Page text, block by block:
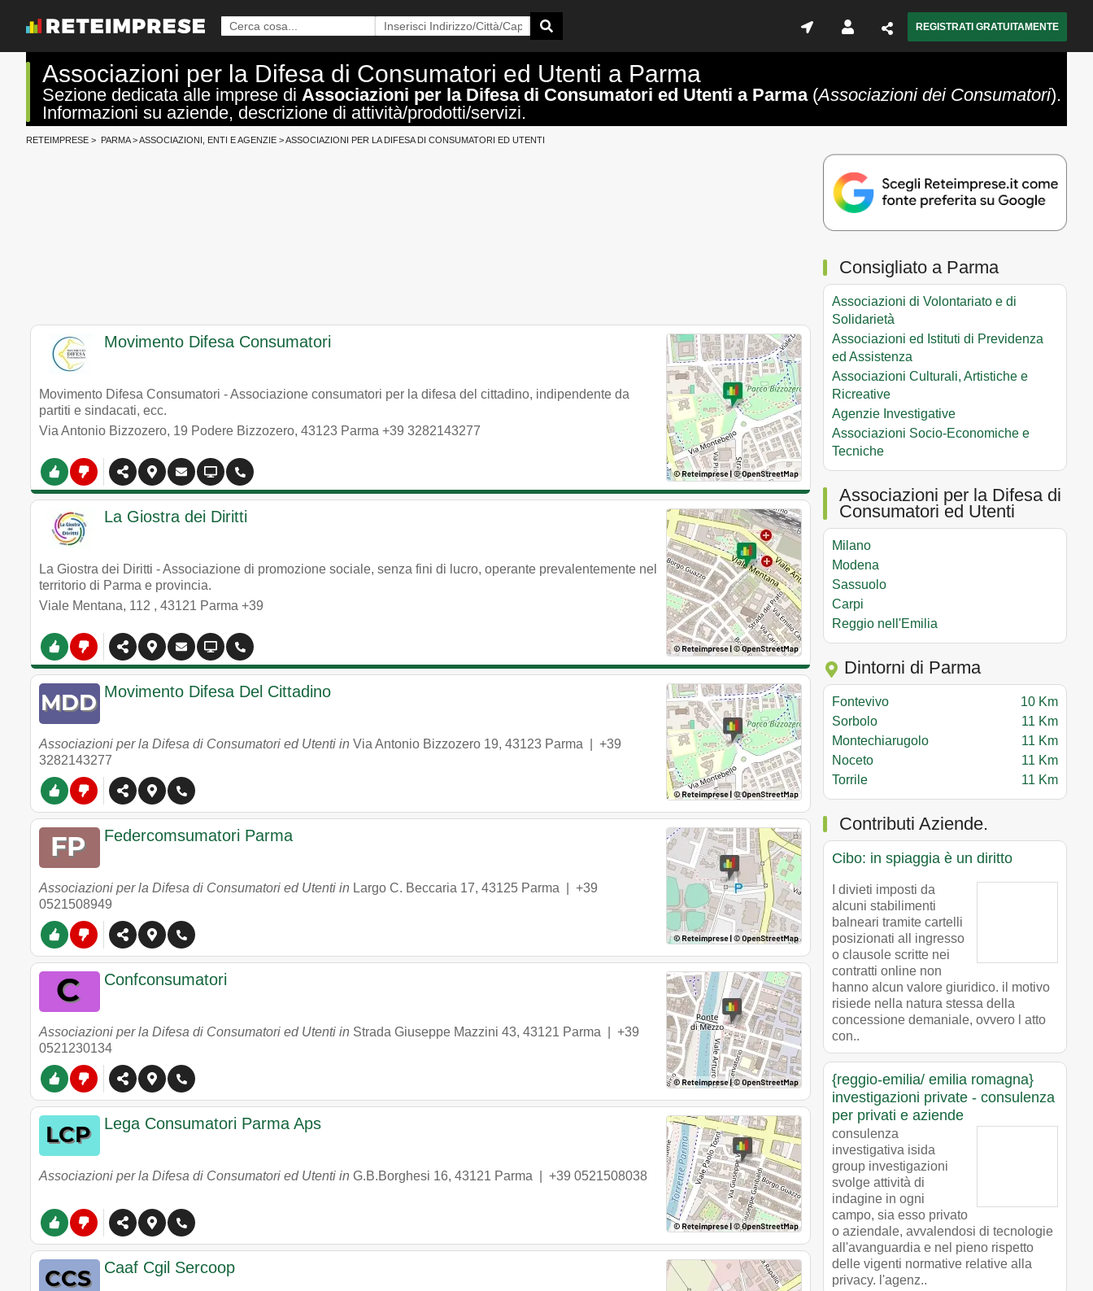
REGISTRATI GRATUITAMENTE
Associazioni per la Difesa di Consumatori ed Utenti a Parma
Sezione dedicata alle imprese di Associazioni per la Difesa di Consumatori ed Utenti a Parma(Associazioni dei Consumatori).
Informazioni su aziende, descrizione di attività/prodotti/servizi.
RETEIMPRESE > PARMA>ASSOCIAZIONI, ENTI E AGENZIE >ASSOCIAZIONI PER LA DIFESA DI CONSUMATORI ED UTENTI
Movimento Difesa Consumatori
Movimento Difesa Consumatori - Associazione consumatori per la difesa del cittadino, indipendente da
partiti e sindacati, ecc.
Via Antonio Bizzozero, 19 Podere Bizzozero, 43123 Parma +39 3282143277
La Giostra dei Diritti
La Giostra dei Diritti - Associazione di promozione sociale, senza fini di lucro, operante prevalentemente nel
territorio di Parma e provincia.
Viale Mentana, 112 , 43121 Parma +39
Movimento Difesa Del Cittadino
Associazioni per la Difesa di Consumatori ed Utenti in Via Antonio Bizzozero 19, 43123 Parma
+39
3282143277
Federcomsumatori Parma
Associazioni per la Difesa di Consumatori ed Utenti in Largo C. Beccaria 17, 43125 Parma
+39
0521508949
Confconsumatori
Associazioni per la Difesa di Consumatori ed Utenti in Strada Giuseppe Mazzini 43, 43121 Parma
+39
0521230134
Lega Consumatori Parma Aps
Associazioni per la Difesa di Consumatori ed Utenti in G.B.Borghesi 16, 43121 Parma +39 0521508038
Caaf Cgil Sercoop
Consigliato a Parma
Associazioni di Volontariato e di
Solidarietà
Associazioni ed Istituti di Previdenza
ed Assistenza
Associazioni Culturali, Artistiche e
Ricreative
Agenzie Investigative
Associazioni Socio-Economiche e
Tecniche
Associazioni per la Difesa di
Consumatori ed Utenti
Milano
Modena
Sassuolo
Carpi
Reggio nell'Emilia
Dintorni di Parma
Fontevivo
10 Km
Sorbolo
11 Km
Montechiarugolo
11 Km
Noceto
11 Km
Torrile
11 Km
Contributi Aziende.
Cibo: in spiaggia è un diritto
I divieti imposti da
alcuni stabilimenti
balneari tramite cartelli
posizionati all ingresso
o clausole scritte nei
contratti online non
hanno alcun valore giuridico. il motivo
risiede nella natura stessa della
concessione demaniale, ovvero l atto
con..
{reggio-emilia/ emilia romagna}
investigazioni private - consulenza
per privati e aziende
consulenza
investigativa isida
group investigazioni
svolge attività di
indagine in ogni
campo, sia esso privato
o aziendale, avvalendosi di tecnologie
all'avanguardia e nel pieno rispetto
delle vigenti normative relative alla
privacy. l'agenz..